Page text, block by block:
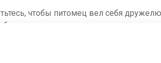
чтобы питомец вел себя
пространствах и на
определенных
или позволять своим питомцам